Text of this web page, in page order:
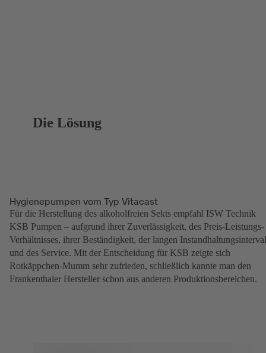
Die Lösung
Hygienepumpen vom Typ Vitacast
Für die Herstellung des alkoholfreien Sekts empfahl ISW Technik
KSB Pumpen – aufgrund ihrer Zuverlässigkeit, des Preis-Leistungs-
Verhältnisses, ihrer Beständigkeit, der langen
und des Service. Mit der Entscheidung für KSB zeigte sich
Rotkäppchen-Mumm sehr zufrieden, schließlich kannte man den
Frankenthaler Hersteller schon aus anderen Produktionsbereichen.